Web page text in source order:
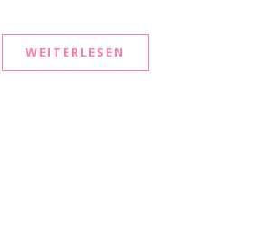
WEITERLESEN